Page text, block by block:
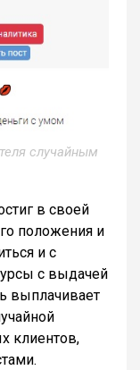
случайным
в своей
положения и
и с
с выдачей
выплачивает
клиентов,